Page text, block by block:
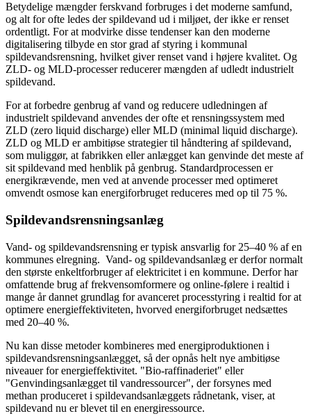
Betydelige mængder ferskvand forbruges i det moderne samfund,
og alt for ofte ledes der spildevand ud i miljøet, der ikke er renset
ordentligt. For at modvirke disse tendenser kan den moderne
digitalisering tilbyde en stor grad af styring i kommunal
spildevandsrensning, hvilket giver renset vand i højere kvalitet. Og
ZLD- og MLD-processer reducerer mængden af udledt industrielt
spildevand.
For at forbedre genbrug af vand og reducere udledningen af
industrielt spildevand anvendes der ofte et rensningssystem med
ZLD (zero liquid discharge) eller MLD (minimal liquid discharge).
ZLD og MLD er ambitiøse strategier til håndtering af spildevand,
som muliggør, at fabrikken eller anlægget kan genvinde det meste af
sit spildevand med henblik på genbrug. Standardprocessen er
energikrævende, men ved at anvende processer med optimeret
omvendt osmose kan energiforbruget reduceres med op til 75 %.
Spildevandsrensningsanlæg
Vand- og spildevandsrensning er typisk ansvarlig for 25–40 % af en
kommunes elregning. Vand- og spildevandsanlæg er derfor normalt
den største enkeltforbruger af elektricitet i en kommune. Derfor har
omfattende brug af frekvensomformere og online-følere i realtid i
mange år dannet grundlag for avanceret processtyring i realtid for at
optimere energieffektiviteten, hvorved energiforbruget nedsættes
med 20–40 %.
Nu kan disse metoder kombineres med energiproduktionen i
spildevandsrensningsanlægget, så der opnås helt nye ambitiøse
niveauer for energieffektivitet. "Bio-raffinaderiet" eller
"Genvindingsanlægget til vandressourcer", der forsynes med
methan produceret i spildevandsanlæggets rådnetank, viser, at
spildevand nu er blevet til en energiressource.